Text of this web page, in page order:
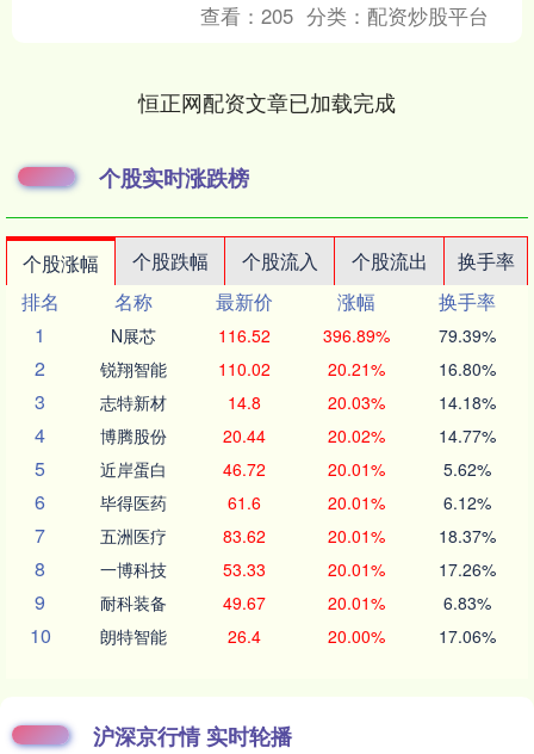
查看：205 分类： 配资炒股平台
恒正网配资文章已加载完成
个股实时涨跌榜
个股涨幅 个股跌幅 个股流入 个股流出
换手率
排名
名称 最新价 涨幅
换手率
1
N展芯 116.52 396.89% 79.39%
2 锐翔智能 110.02 20.21% 16.80%
3 志特新材 14.8 20.03% 14.18%
4 博腾股份 20.44 20.02% 14.77%
5 近岸蛋白 46.72 20.01% 5.62%
6 毕得医药 61.6 20.01% 6.12%
7 五洲医疗 83.62 20.01% 18.37%
8 一博科技 53.33 20.01% 17.26%
9 耐科装备 49.67 20.01% 6.83%
10 朗特智能 26.4 20.00% 17.06%
沪深京行情 实时轮播